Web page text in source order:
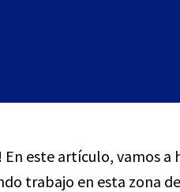
En este artículo, vamos
trabajo en esta zona